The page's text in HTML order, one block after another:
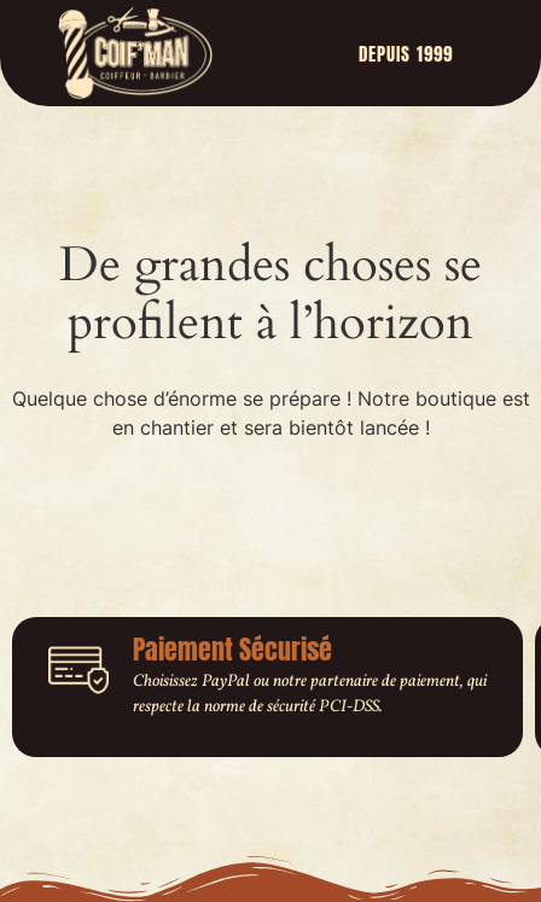
DEPUIS 1999
De grandes choses se
profilent à l’horizon
Quelque chose d’énorme se prépare ! Notre boutique est
en chantier et sera bientôt lancée !
Paiement Sécurisé
Choisissez PayPal ou notre partenaire de paiement, qui
respecte la norme de sécurité PCI-DSS.